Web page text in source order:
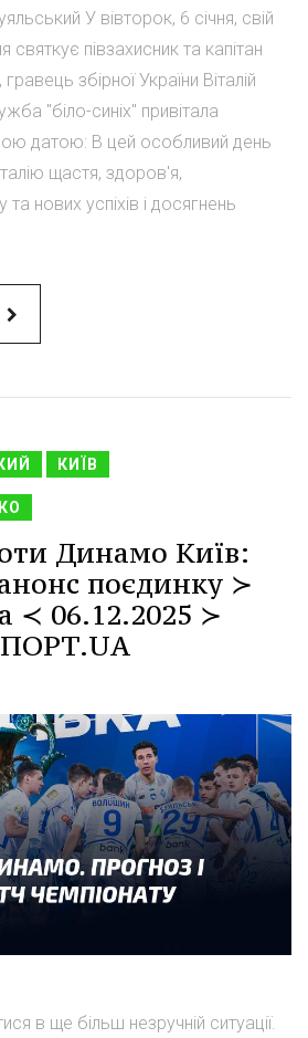
У вівторок, 6 січня, свій
півзахисник та капітан
збірної України Віталій
"біло-синіх" привітала
датою: В цей особливий день
щастя, здоров'я,
нових успіхів і досягнень
КИЇВ
Динамо Київ:
поєдинку ≻
≺ 06.12.2025 ≻
в ще більш незручній ситуації.